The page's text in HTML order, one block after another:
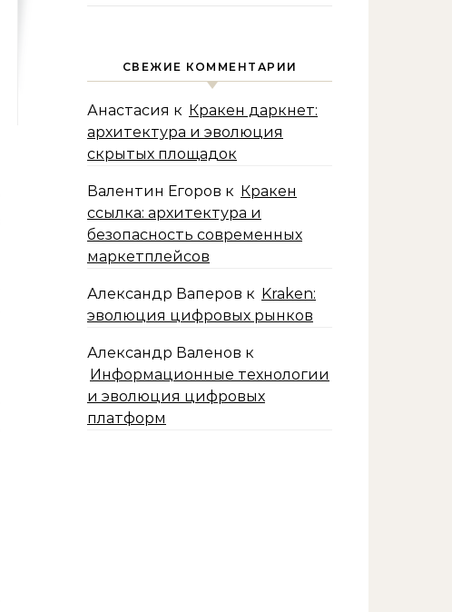
СВЕЖИЕ КОММЕНТАРИИ
Анастасия к Кракен даркнет:
архитектура и эволюция
скрытых площадок
Валентин Егоров к Кракен
ссылка: архитектура и
безопасность современных
маркетплейсов
Александр Ваперов к Kraken:
эволюция цифровых рынков
Александр Валенов к
Информационные технологии
и эволюция цифровых
платформ